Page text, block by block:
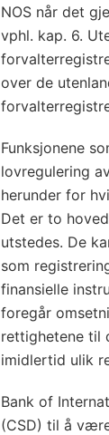
NOS når det
vphl. kap. 6.
over de
Funksjonene
lovregulering
herunder for
Det er to
utstedes. De
som
finansielle
foregår
rettighetene til
imidlertid ulik
Bank of
(CSD) til å